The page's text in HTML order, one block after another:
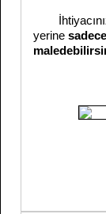
İhtiyacınız
yerine